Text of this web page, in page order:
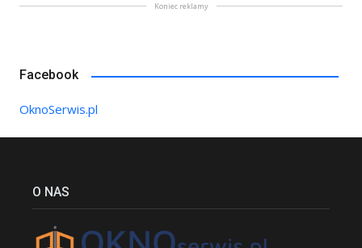
Koniec reklamy
Facebook
OknoSerwis.pl
O NAS